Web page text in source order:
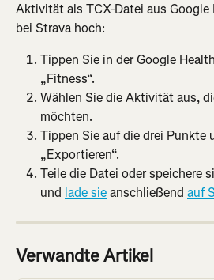
Aktivität als TCX-Datei aus Google
bei Strava hoch:
Tippen Sie in der Google
„Fitness“.
Wählen Sie die Aktivität aus,
möchten.
Tippen Sie auf die drei Punkte
„Exportieren“.
Teile die Datei oder speichere
und lade sie anschließend auf
Verwandte Artikel